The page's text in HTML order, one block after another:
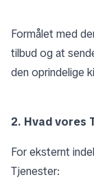
Formålet med
tilbud og at
den oprindelige
2. Hvad vores
For eksternt
Tjenester: